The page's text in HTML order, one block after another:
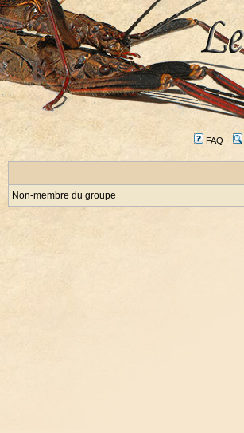
FAQ
Non-membre du groupe